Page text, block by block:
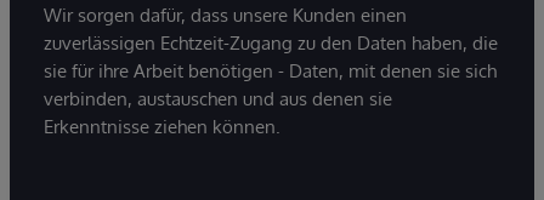
Wir sorgen dafür, dass unsere Kunden einen
zuverlässigen Echtzeit-Zugang zu den Daten haben, die
sie für ihre Arbeit benötigen - Daten, mit denen sie sich
verbinden, austauschen und aus denen sie
Erkenntnisse ziehen können.